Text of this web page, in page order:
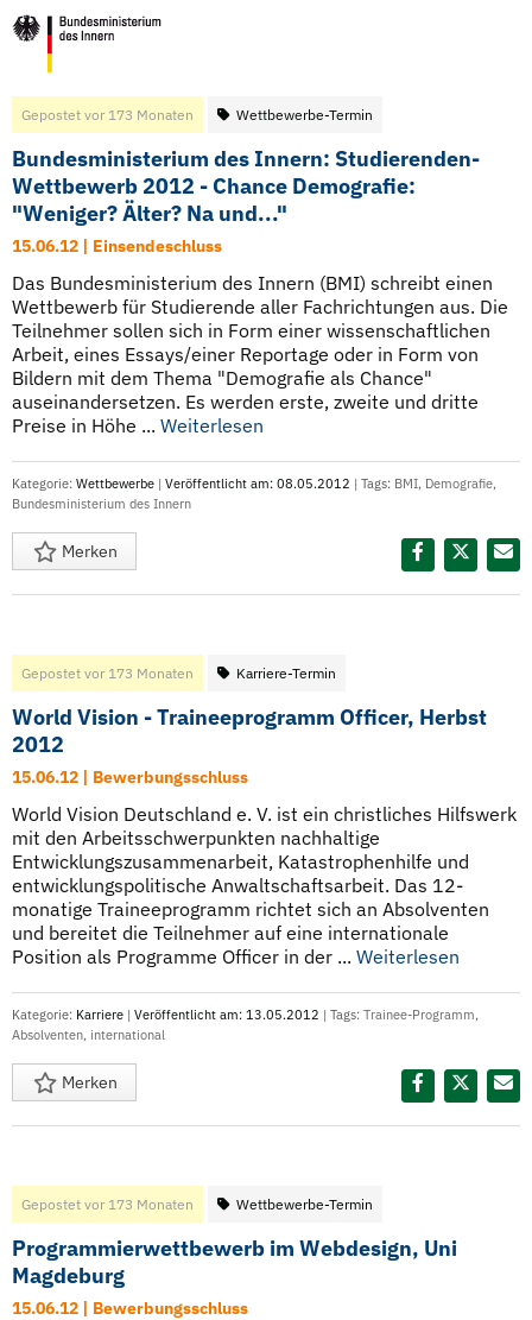
Gepostet vor 173 Monaten Wettbewerbe-Termin
Bundesministerium des Innern: Studierenden-
Wettbewerb 2012 - Chance Demografie:
"Weniger? Älter? Na und..."
15.06.12 | Einsendeschluss
Das Bundesministerium des Innern (BMI) schreibt einen
Wettbewerb für Studierende aller Fachrichtungen aus. Die
Teilnehmer sollen sich in Form einer wissenschaftlichen
Arbeit, eines Essays/einer Reportage oder in Form von
Bildern mit dem Thema "Demografie als Chance"
auseinandersetzen. Es werden erste, zweite und dritte
Preise in Höhe ... Weiterlesen
Kategorie: Wettbewerbe | Veröffentlicht am: 08.05.2012 | Tags: BMI, Demografie,
Bundesministerium des Innern
Merken
Gepostet vor 173 Monaten Karriere-Termin
World Vision - Traineeprogramm Officer, Herbst
2012
15.06.12 | Bewerbungsschluss
World Vision Deutschland e. V. ist ein christliches Hilfswerk
mit den Arbeitsschwerpunkten nachhaltige
Entwicklungszusammenarbeit, Katastrophenhilfe und
entwicklungspolitische Anwaltschaftsarbeit. Das 12-
monatige Traineeprogramm richtet sich an Absolventen
und bereitet die Teilnehmer auf eine internationale
Position als Programme Officer in der ... Weiterlesen
Kategorie: Karriere | Veröffentlicht am: 13.05.2012 | Tags: Trainee-Programm,
Absolventen, international
Merken
Gepostet vor 173 Monaten Wettbewerbe-Termin
Programmierwettbewerb im Webdesign, Uni
Magdeburg
15.06.12 | Bewerbungsschluss